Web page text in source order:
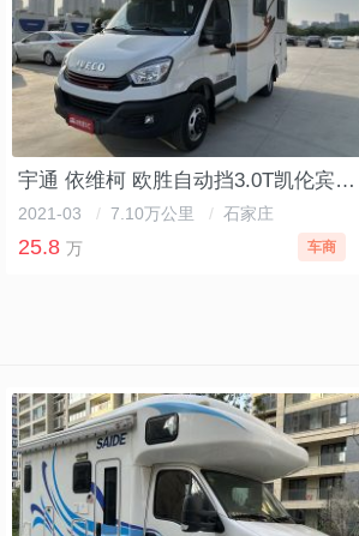
宇通 依维柯 欧胜自动挡3.0T凯伦宾威标准版房车
2021-03 / 7.10万公里 / 石家庄
25.8 万 车商